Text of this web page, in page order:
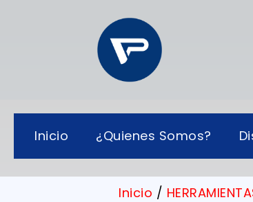
Inicio ¿Quienes Somos?
Inicio /